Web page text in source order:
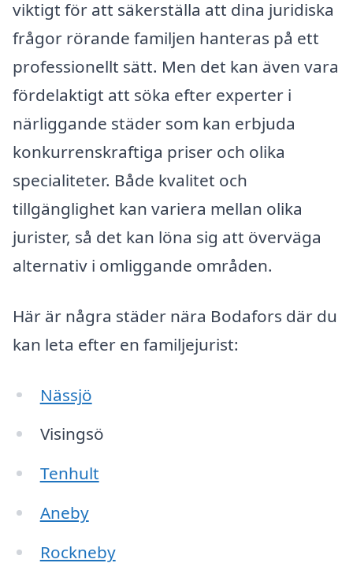
viktigt för att säkerställa att dina juridiska
frågor rörande familjen hanteras på ett
professionellt sätt. Men det kan även vara
fördelaktigt att söka efter experter i
närliggande städer som kan erbjuda
konkurrenskraftiga priser och olika
specialiteter. Både kvalitet och
tillgänglighet kan variera mellan olika
jurister, så det kan löna sig att överväga
alternativ i omliggande områden.
Här är några städer nära Bodafors där du
kan leta efter en familjejurist:
Nässjö
Visingsö
Tenhult
Aneby
Rockneby